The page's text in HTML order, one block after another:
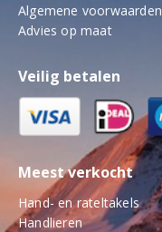
Algemene voorwaarden
Advies op maat
Veilig betalen
Meest verkocht
Hand- en rateltakels
Handlieren